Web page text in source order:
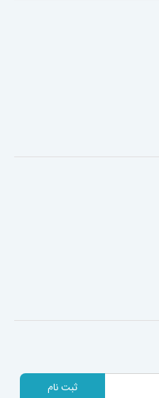
ثبت نام